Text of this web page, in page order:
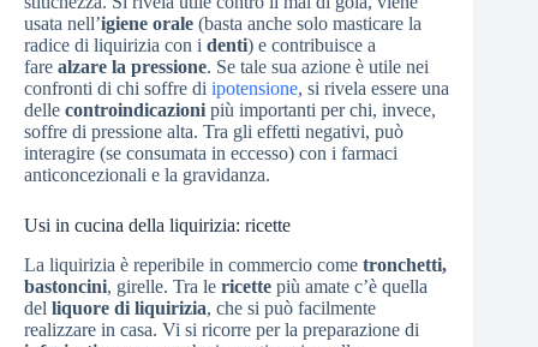
usata nell’igiene orale (basta anche solo masticare la
radice di liquirizia con i denti) e contribuisce a
fare alzare la pressione. Se tale sua azione è utile nei
confronti di chi soffre di ipotensione, si rivela essere una
delle controindicazioni più importanti per chi, invece,
soffre di pressione alta. Tra gli effetti negativi, può
interagire (se consumata in eccesso) con i farmaci
anticoncezionali e la gravidanza.
Usi in cucina della liquirizia: ricette
La liquirizia è reperibile in commercio come tronchetti,
bastoncini, girelle. Tra le ricette più amate c’è quella
del liquore di liquirizia, che si può facilmente
realizzare in casa. Vi si ricorre per la preparazione di